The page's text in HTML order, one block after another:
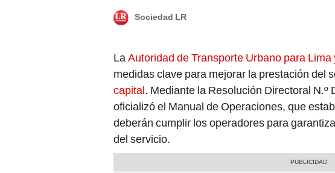
Sociedad LR
LaAutoridad de Transporte Urbano para Lima
medidas clave para mejorar la prestación del
capital. Mediante la Resolución Directoral
oficializó el Manual de Operaciones, que
deberán cumplir los operadores para
del servicio.